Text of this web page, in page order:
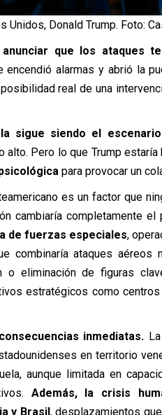
Unidos, Donald Trump. Foto:
que los ataques
encendió alarmas y abrió la
real de una
sigue siendo el
Pero lo que Trump
para provocar un
es un factor que
cambiaría completamente el
de fuerzas especiales,
combinaría ataques aéreos
o eliminación de figuras
estratégicos como
inmediatas.
en territorio
aunque limitada en
Además, la crisis
y Brasil, desplazamientos